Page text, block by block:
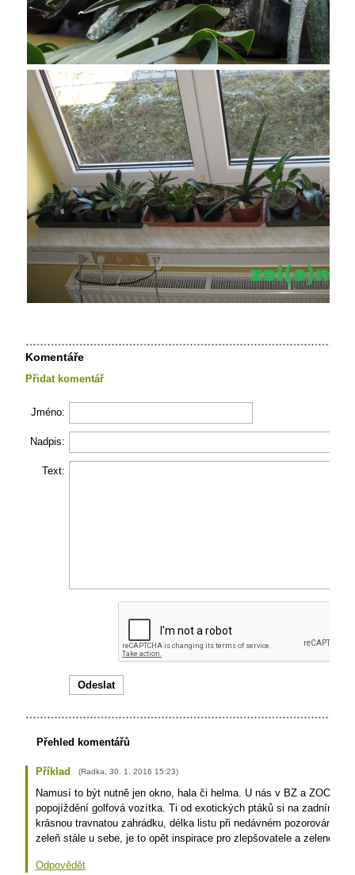
Komentáře
Přidat komentář
Jméno:
Nadpis:
Text:
Přehled komentářů
Příklad (Radka 30. 1. 2016 15:23)
Namusí to být nutně jen okno, hala či helma. U nás v BZ a ZOO
popojíždění golfová vozítka. Ti od exotických ptáků si na zadním
krásnou travnatou zahrádku, délka listu při nedávném pozorování
zeleň stále u sebe, je to opět inspirace pro zlepšovatele a
Odpovědět